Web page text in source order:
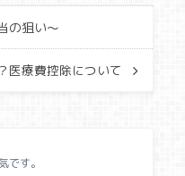
の狙い〜
医療費控除について
です。